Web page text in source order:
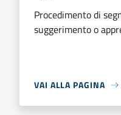
Procedimento di
suggerimento o
VAI ALLA PAGINA